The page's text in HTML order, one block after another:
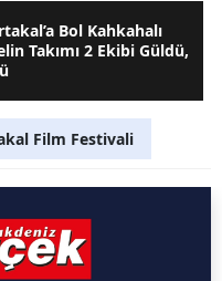
Bol Kahkahalı
Takımı 2 Ekibi Güldü,
Film Festivali